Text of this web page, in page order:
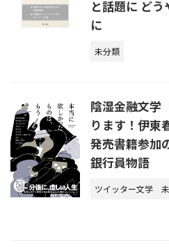
と話題に ど
に
未分類
陰湿金融文学
ります！伊東
発売書籍参加
銀行員物語
ツイッター文学